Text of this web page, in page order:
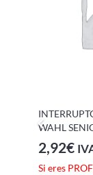
WAHL
2,92€
Si eres